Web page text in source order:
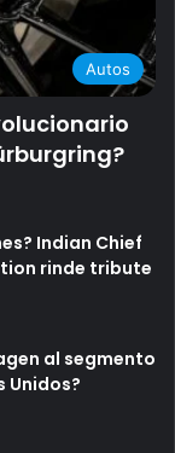
Autos
Indian Chief
rinde tribute
al segmento
Unidos?